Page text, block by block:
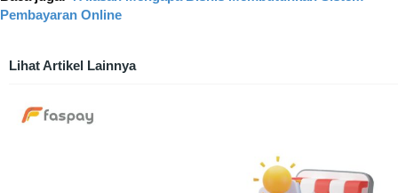
Pembayaran Online
Lihat Artikel Lainnya